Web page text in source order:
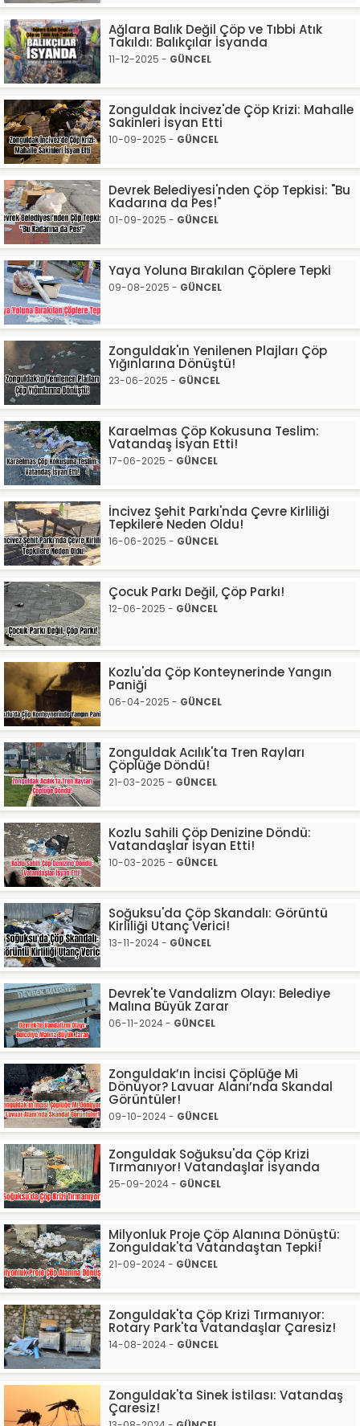
Ağlara Balık Değil Çöp ve Tıbbi Atık
Takıldı: Balıkçılar İsyanda
11-12-2025 - GÜNCEL
Zonguldak İncivez'de Çöp Krizi: Mahalle
Sakinleri İsyan Etti
10-09-2025 - GÜNCEL
Devrek Belediyesi'nden Çöp Tepkisi: "Bu
Kadarına da Pes!"
01-09-2025 - GÜNCEL
Yaya Yoluna Bırakılan Çöplere Tepki
09-08-2025 - GÜNCEL
Zonguldak'ın Yenilenen Plajları Çöp
Yığınlarına Dönüştü!
23-06-2025 - GÜNCEL
Karaelmas Çöp Kokusuna Teslim:
Vatandaş İsyan Etti!
17-06-2025 - GÜNCEL
İncivez Şehit Parkı'nda Çevre Kirliliği
Tepkilere Neden Oldu!
16-06-2025 - GÜNCEL
Çocuk Parkı Değil, Çöp Parkı!
12-06-2025 - GÜNCEL
Kozlu'da Çöp Konteynerinde Yangın
Paniği
06-04-2025 - GÜNCEL
Zonguldak Acılık'ta Tren Rayları
Çöplüğe Döndü!
21-03-2025 - GÜNCEL
Kozlu Sahili Çöp Denizine Döndü:
Vatandaşlar İsyan Etti!
10-03-2025 - GÜNCEL
Soğuksu'da Çöp Skandalı: Görüntü
Kirliliği Utanç Verici!
13-11-2024 - GÜNCEL
Devrek'te Vandalizm Olayı: Belediye
Malına Büyük Zarar
06-11-2024 - GÜNCEL
Zonguldak’ın İncisi Çöplüğe Mi
Dönüyor? Lavuar Alanı’nda Skandal
Görüntüler!
09-10-2024 - GÜNCEL
Zonguldak Soğuksu'da Çöp Krizi
Tırmanıyor! Vatandaşlar İsyanda
25-09-2024 - GÜNCEL
Milyonluk Proje Çöp Alanına Dönüştü:
Zonguldak'ta Vatandaştan Tepki!
21-09-2024 - GÜNCEL
Zonguldak'ta Çöp Krizi Tırmanıyor:
Rotary Park'ta Vatandaşlar Çaresiz!
14-08-2024 - GÜNCEL
Zonguldak'ta Sinek İstilası: Vatandaş
Çaresiz!